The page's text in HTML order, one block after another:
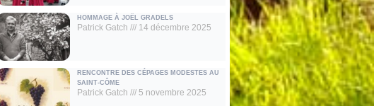
HOMMAGE À JOËL GRADELS
Patrick Gatch 14 décembre 2025
RENCONTRE DES CÉPAGES MODESTES AU
SAINT-CÔME
Patrick Gatch 5 novembre 2025